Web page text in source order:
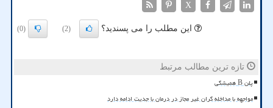
X
این مطلب را می پسندید؟ (2)
(0)
تازه ترین مطالب مرتبط
پلن B همیشگی
مواجهه با مداخله گران غیر مجاز در درمان با جدیت ادامه دارد